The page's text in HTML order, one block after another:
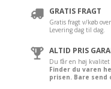
GRATIS FRAGT
Gratis fragt v/køb
Levering dag til dag.
ALTID PRIS
Du får en høj kvalitet
Finder du varen
prisen. Bare